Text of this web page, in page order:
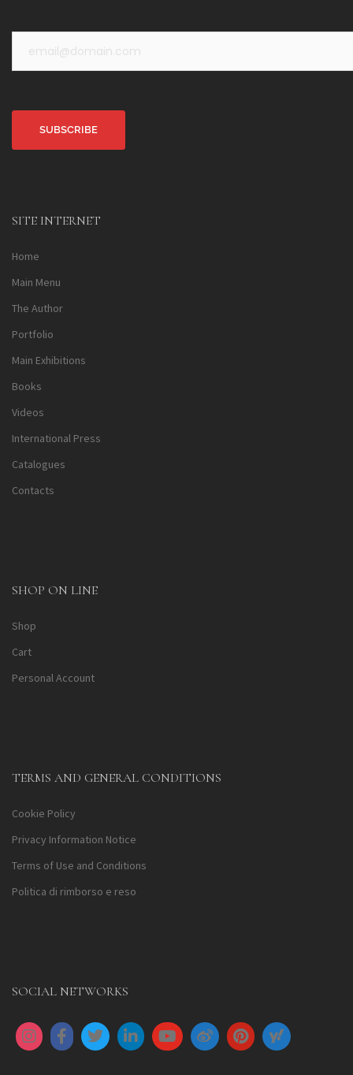
SITE INTERNET
Home
Main Menu
The Author
Portfolio
Main Exhibitions
Books
Videos
International Press
Catalogues
Contacts
SHOP ON LINE
Shop
Cart
Personal Account
TERMS AND GENERAL CONDITIONS
Cookie Policy
Privacy Information Notice
Terms of Use and Conditions
Politica di rimborso e reso
SOCIAL NETWORKS